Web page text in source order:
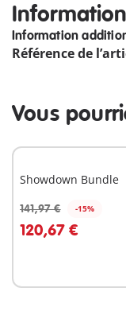
Information
Référence de
Vous
Showdown Bundle
141,97 € -15%
120,67 €
Au panier